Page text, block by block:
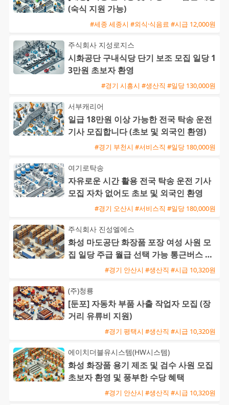
(숙식 지원 가능)
#세종 세종시 #외식·식음료 #시급 12,000원
주식회사 지성로지스
시화공단 구내식당 단기 보조 모집 일당 1
3만원 초보자 환영
#경기 시흥시 #생산직 #일당 130,000원
서부캐리어
일급 18만원 이상 가능한 전국 탁송 운전
기사 모집합니다 (초보 및 외국인 환영)
#경기 부천시 #서비스직 #일당 180,000원
여기로탁송
자유로운 시간 활용 전국 탁송 운전 기사
모집 자차 없어도 초보 및 외국인 환영
#경기 오산시 #서비스직 #일당 180,000원
주식회사 진성엘에스
화성 마도공단 화장품 포장 여성 사원 모
집 일당 주급 월급 선택 가능 통근버스 운
#경기 안산시 #생산직 #시급 10,320원
(주)청룡
[둔포] 자동차 부품 사출 작업자 모집 (장
거리 유류비 지원)
#경기 평택시 #생산직 #시급 10,320원
에이치더블유시스템(HW시스템)
화성 화장품 용기 제조 및 검수 사원 모집
초보자 환영 및 풍부한 수당 혜택
#경기 안산시 #생산직 #시급 10,320원